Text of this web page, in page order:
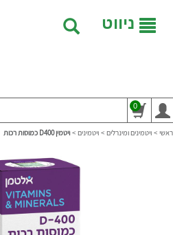
ניווט
0
ראשי > ויטמינים ומינרלים > ויטמינים > ויטמין D400 כמוסות רכות